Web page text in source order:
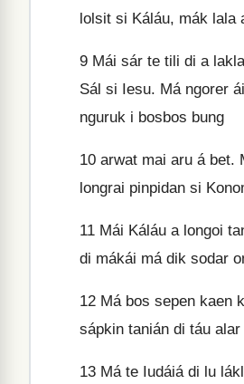
lolsit si Káláu, mák lala
9 Mái sár te tili di a
Sál si Iesu. Má ngorer
nguruk i bosbos bung
10 arwat mai aru á bet.
longrai pinpidan si
11 Mái Káláu a longoi
di mákái má dik sodar
12 Má bos sepen kaen
sápkin tanián di táu
13 Má te Iudáiá di lu